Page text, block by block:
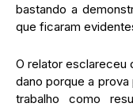
bastando a
que ficaram
O relator esclareceu
dano porque a
trabalho como